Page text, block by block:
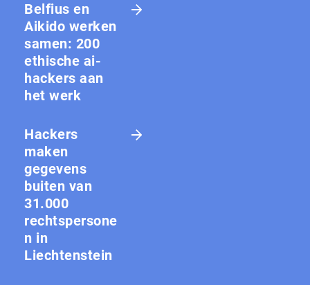
Belfius en
Aikido werken
samen: 200
ethische ai-
hackers aan
het werk
Hackers
maken
gegevens
buiten van
31.000
rechtspersone
n in
Liechtenstein